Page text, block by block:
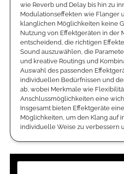
wie Reverb und Delay bis hin zu
Modulationseffekten wie Flanger
klanglichen Möglichkeiten keine
Nutzung von Effektgeräten in der
entscheidend, die richtigen
Sound auszuwählen, die
und kreative Routings und
Auswahl des passenden
individuellen Bedürfnissen und
ab, wobei Merkmale wie
Anschlussmöglichkeiten eine
Insgesamt bieten Effektgeräte
Möglichkeiten, um den Klang auf
individuelle Weise zu verbessern